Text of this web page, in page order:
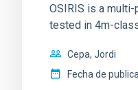
OSIRIS is a
tested in 4m-
Cepa, Jordi
Fecha de